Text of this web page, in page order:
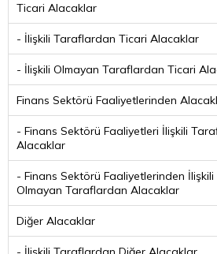
Ticari Alacaklar
- İlişkili Taraflardan Ticari Alacaklar
- İlişkili Olmayan Taraflardan Ticari
Finans Sektörü Faaliyetlerinden
- Finans Sektörü Faaliyetleri İlişkili
Alacaklar
- Finans Sektörü Faaliyetlerinden İlişkili
Olmayan Taraflardan Alacaklar
Diğer Alacaklar